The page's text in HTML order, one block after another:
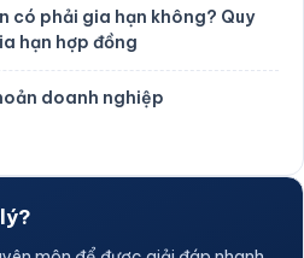
có phải gia hạn không? Quy
hạn hợp đồng
doanh nghiệp